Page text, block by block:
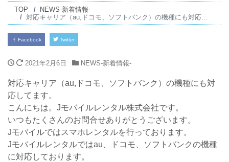
TOP
NEWS-新着情報-
対応キャリア（au,ドコモ、ソフトバンク）の機種にも対応してます。
Facebook Twitter
2021年2月6日 NEWS-新着情報-
対応キャリア（au,ドコモ、ソフトバンク）の機種にも対
応してます。
こんにちは。Jモバイルレンタル株式会社です。
いつもたくさんのお問合せありがとうございます。
Jモバイルではスマホレンタルを行っております。
Jモバイルレンタルではau、ドコモ、ソフトバンクの機種
に対応しております。